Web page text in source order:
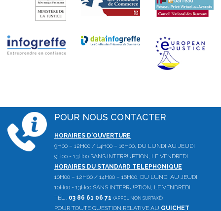
POUR NOUS CONTACTER
HORAIRES D'OUVERTURE
9H00 – 12H00 / 14H00 – 16H00, DU LUNDI AU JEUDI
9H00 - 13H00 SANS INTERRUPTION, LE VENDREDI
HORAIRES DU STANDARD TELEPHONIQUE
10H00 – 12H00 / 14H00 – 16H00, DU LUNDI AU JEUDI
10H00 - 13H00 SANS INTERRUPTION, LE VENDREDI
TÉL : 03 86 61 06 71 (APPEL NON SURTAXÉ)
POUR TOUTE QUESTION RELATIVE AU GUICHET